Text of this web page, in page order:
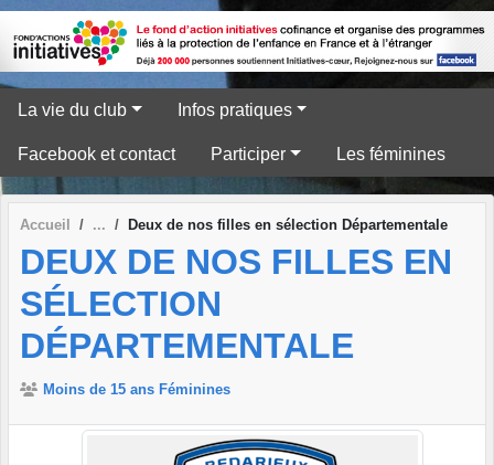
La vie du club Infos pratiques
Facebook et contact Participer Les féminines
Accueil Deux de nos filles en sélection Départementale
DEUX DE NOS FILLES EN
SÉLECTION
DÉPARTEMENTALE
Moins de 15 ans Féminines